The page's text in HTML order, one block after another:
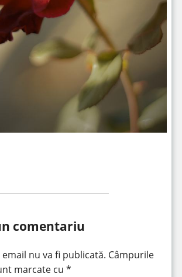
comentariu
nu va fi publicată. Câmpurile
marcate cu *